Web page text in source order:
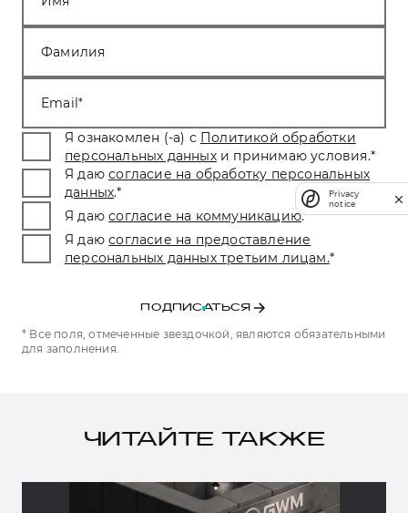
Фамилия
Email
Я ознакомлен (-а) с Политикой обработки
персональных данных и принимаю условия.*
Я даю согласие на обработку персональных
данных.*
Я даю согласие на коммуникацию.*
Я даю согласие на предоставление
персональных данных третьим лицам.*
ПОДПИСАТЬСЯ
* Все поля, отмеченные звездочкой, являются обязательными
для заполнения.
ЧИТАЙТЕ ТАКЖЕ
Privacy
notice